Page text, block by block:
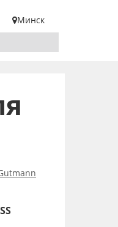
Минск